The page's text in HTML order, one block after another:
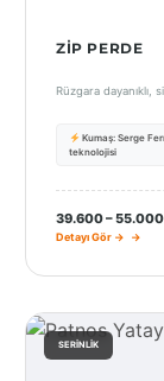
ZIP PERDE
Rüzgara
Kumaş: Serge
teknolojisi
39.600 – 55.000
Detayı Gör →
SERINLIK